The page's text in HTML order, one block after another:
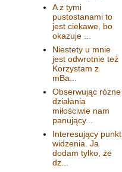
A z tymi
pustostanami to
jest ciekawe, bo
okazuje ...
Niestety u mnie
jest odwrotnie też
Korzystam z
mBa...
Obserwując różne
działania
miłościwie nam
panujący...
Interesujący punkt
widzenia. Ja
dodam tylko, że
dz...